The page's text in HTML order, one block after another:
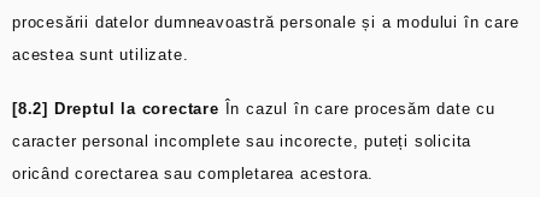
procesării datelor dumneavoastră personale și a modului în care
acestea sunt utilizate.
[8.2] Dreptul la corectare În cazul în care procesăm date cu
caracter personal incomplete sau incorecte, puteți solicita
oricând corectarea sau completarea acestora.